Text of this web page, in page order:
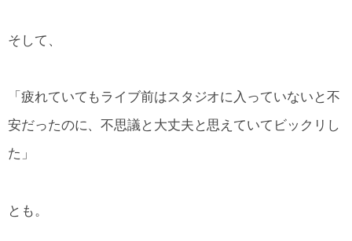
そして、
「疲れていてもライブ前はスタジオに入っていないと不
安だったのに、不思議と大丈夫と思えていてビックリし
た」
とも。